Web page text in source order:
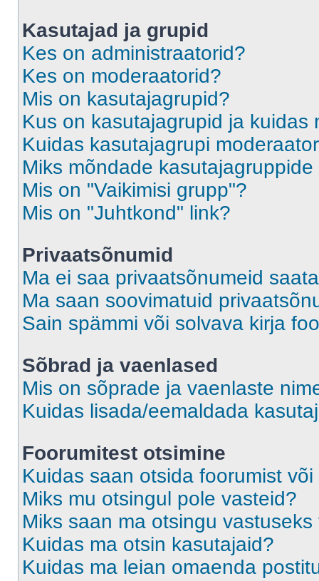
Kasutajad ja grupid
Kes on administraatorid?
Kes on moderaatorid?
Mis on kasutajagrupid?
Kus on kasutajagrupid ja kuidas
Kuidas kasutajagrupi
Miks mõndade
Mis on "Vaikimisi grupp"?
Mis on "Juhtkond" link?
Privaatsõnumid
Ma ei saa privaatsõnumeid
Ma saan soovimatuid
Sain spämmi või solvava kirja
Sõbrad ja vaenlased
Mis on sõprade ja vaenlaste
Kuidas lisada/eemaldada
Foorumitest otsimine
Kuidas saan otsida foorumist
Miks mu otsingul pole vasteid?
Miks saan ma otsingu
Kuidas ma otsin kasutajaid?
Kuidas ma leian omaenda